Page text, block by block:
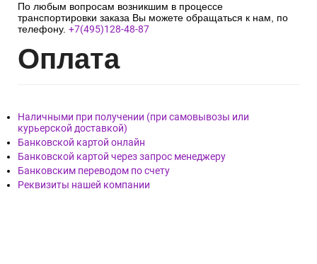
По любым вопросам возникшим в процессе
транспортировки заказа Вы можете обращаться к нам, по
телефону. +7(495)128-48-87
Оплата
Наличными при получении (при самовывозы или
курьерской доставкой)
Банковской картой онлайн
Банковской картой через запрос менеджеру
Банковским переводом по счету
Реквизиты нашей компании